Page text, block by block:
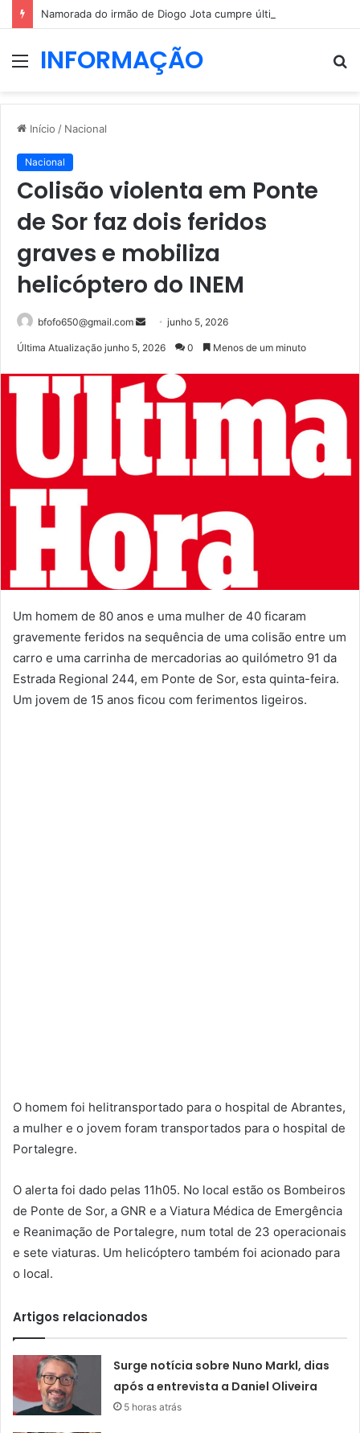
MenuINFORMAÇÃO
Início / Nacional
Nacional
Colisão violenta em Ponte
de Sor faz dois feridos
graves e mobiliza
helicóptero do INEM
bfofo650@gmail.com
Mande
mail
junho 5, 2026
Última Atualização junho 5, 2026 0 Menos de um minuto
Um homem de 80 anos e uma mulher de 40 ficaram
gravemente feridos na sequência de uma colisão entre um
carro e uma carrinha de mercadorias ao quilómetro 91 da
Estrada Regional 244, em Ponte de Sor, esta quinta-feira.
Um jovem de 15 anos ficou com ferimentos ligeiros.
O homem foi helitransportado para o hospital de Abrantes,
a mulher e o jovem foram transportados para o hospital de
Portalegre.
O alerta foi dado pelas 11h05. No local estão os Bombeiros
de Ponte de Sor, a GNR e a Viatura Médica de Emergência
e Reanimação de Portalegre, num total de 23 operacionais
e sete viaturas. Um helicóptero também foi acionado para
o local.
Artigos relacionados
Surge notícia sobre Nuno Markl, dias
após a entrevista a Daniel Oliveira
5 horas atrás